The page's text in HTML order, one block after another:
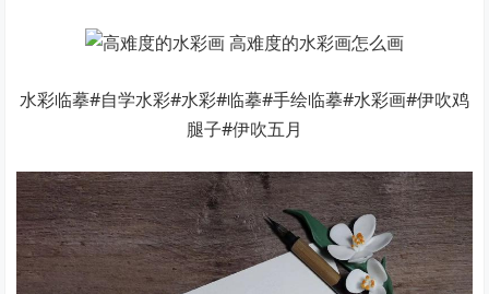
水彩临摹#自学水彩#水彩#临摹#手绘临摹#水彩画#伊吹鸡
腿子#伊吹五月